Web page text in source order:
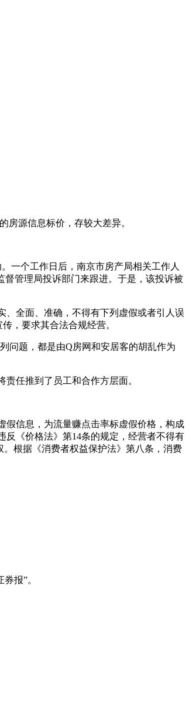
房源信息标价，存较大差异。
一个工作日后，南京市房产局相关工作人
管理局投诉部门来跟进。于是，该投诉被
、全面、准确，不得有下列虚假或者引人误
，要求其合法合规经营。
问题，都是由Q房网和安居客的胡乱作为
任推到了员工和合作方层面。
假信息，为流量赚点击率标虚假价格，构成
反《价格法》第14条的规定，经营者不得有
根据《消费者权益保护法》第八条，消费
报”。